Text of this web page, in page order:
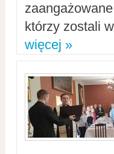
którzy zostali
więcej »